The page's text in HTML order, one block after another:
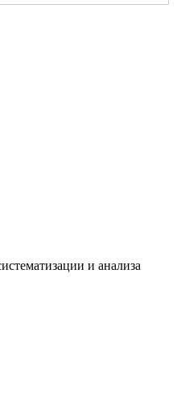
и анализа